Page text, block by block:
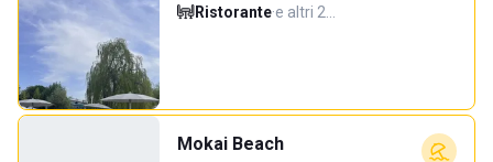
Ristorante·e altri 2…
Mokai Beach